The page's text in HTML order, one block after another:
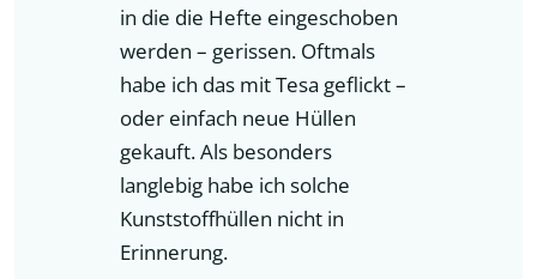
in die die Hefte eingeschoben
werden – gerissen. Oftmals
habe ich das mit Tesa geflickt –
oder einfach neue Hüllen
gekauft. Als besonders
langlebig habe ich solche
Kunststoffhüllen nicht in
Erinnerung.